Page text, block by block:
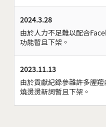
2024.3.28
由於人力不足難以配合
功能暫且下架。
2023.11.13
由於貢獻紀錄參雜許多腥
燒燙燙新詞暫且下架。